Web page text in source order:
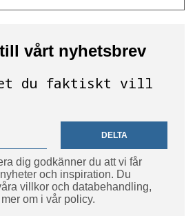
vårt nyhetsbrev
du faktiskt vill
DELTA
dig godkänner du att vi får
och inspiration. Du
villkor och databehandling,
om i vår policy.